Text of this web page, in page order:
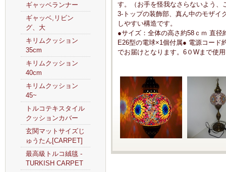
ギャッベランナー
ギャッベ,リビン
グ、大
キリムクッション
35cm
キリムクッション
40cm
キリムクッション
45~
トルコテキスタイル
クッションカバー
玄関マットサイズじ
ゅうたん[CARPET]
最高級トルコ絨毯 -
TURKISH CARPET
す。（お手を怪我なさらないよう、
3-トップの装飾部、真ん中のモザイ
しやすい構造です。
●サイズ：全体の高さ約58ｃｍ 直
E26型の電球×1個付属● 電源コード
でお届けとなります。6０Wまで使